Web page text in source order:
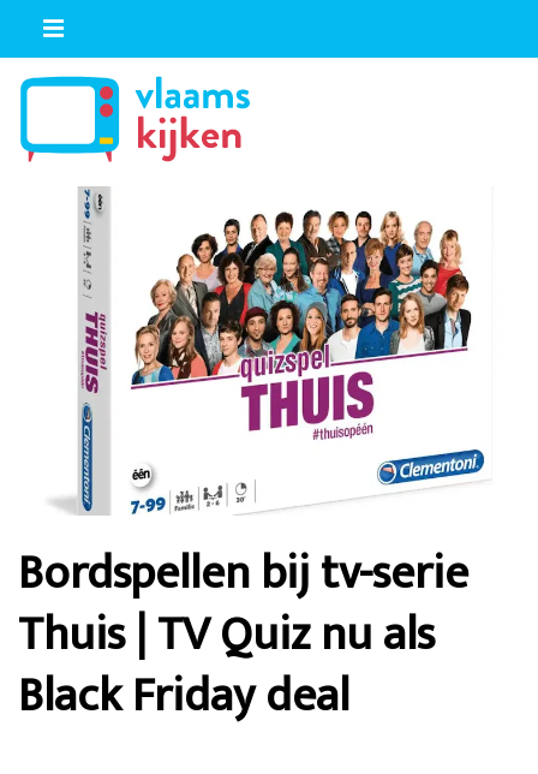
Bordspellen bij tv-serie
Thuis | TV Quiz nu als
Black Friday deal